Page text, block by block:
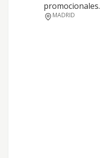
promocionales.
MADRID